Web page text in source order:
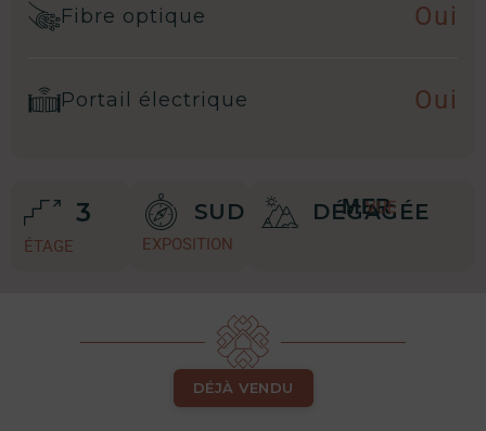
Fibre optique Oui
Portail électrique Oui
3
ÉTAGE
SUD
EXPOSITION
DÉGAGÉE
MER
VUE
DÉJÀ VENDU